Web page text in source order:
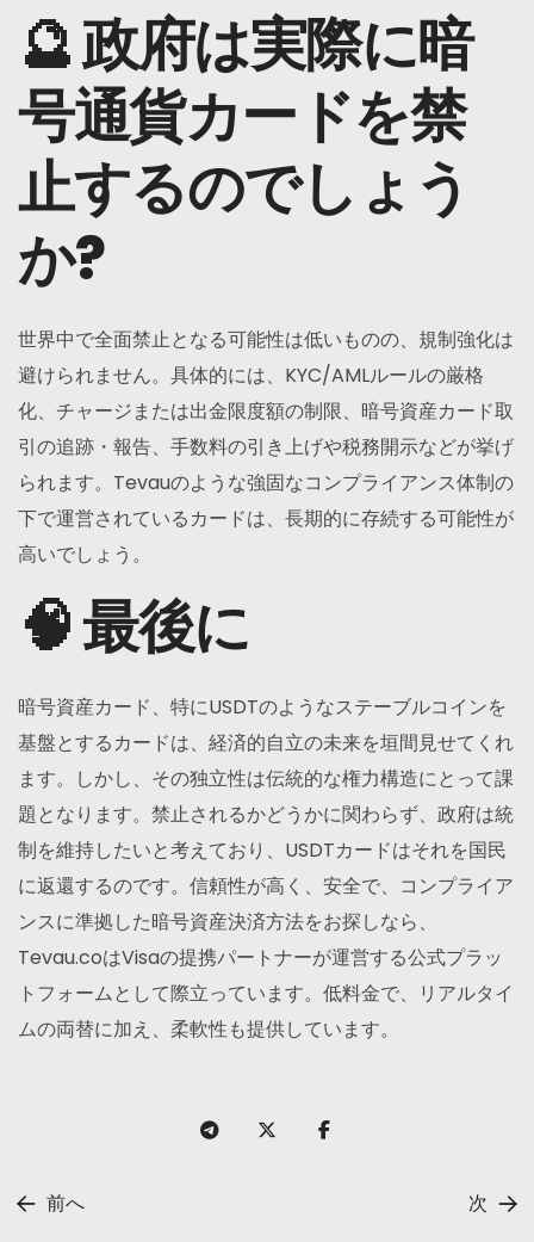
🔮 政府は実際に暗
号通貨カードを禁
止するのでしょう
か?
世界中で全面禁止となる可能性は低いものの、規制強化は
避けられません。具体的には、KYC/AMLルールの厳格
化、チャージまたは出金限度額の制限、暗号資産カード取
引の追跡・報告、手数料の引き上げや税務開示などが挙げ
られます。Tevauのような強固なコンプライアンス体制の
下で運営されているカードは、長期的に存続する可能性が
高いでしょう。
🧠 最後に
暗号資産カード、特にUSDTのようなステーブルコインを
基盤とするカードは、経済的自立の未来を垣間見せてくれ
ます。しかし、その独立性は伝統的な権力構造にとって課
題となります。禁止されるかどうかに関わらず、政府は統
制を維持したいと考えており、USDTカードはそれを国民
に返還するのです。信頼性が高く、安全で、コンプライア
ンスに準拠した暗号資産決済方法をお探しなら、
Tevau.coはVisaの提携パートナーが運営する公式プラッ
トフォームとして際立っています。低料金で、リアルタイ
ムの両替に加え、柔軟性も提供しています。
前へ 次